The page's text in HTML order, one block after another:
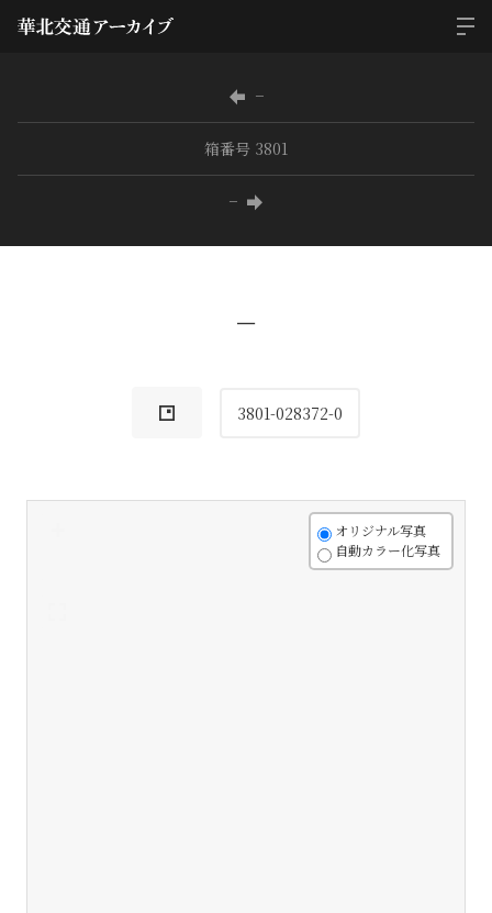
−
箱番号 3801
−
−
3801-028372-0
オリジナル写真
自動カラー化写真